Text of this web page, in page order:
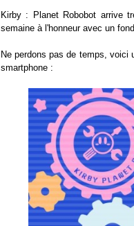
Kirby : Planet Robobot arrive
semaine à l'honneur avec un
Ne perdons pas de temps, voici
smartphone :